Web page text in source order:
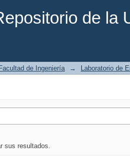
de la
Facultad de Ingeniería → Laboratorio de
sus resultados.